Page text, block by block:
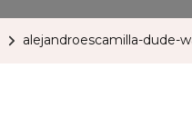
alejandroescamilla-dude-